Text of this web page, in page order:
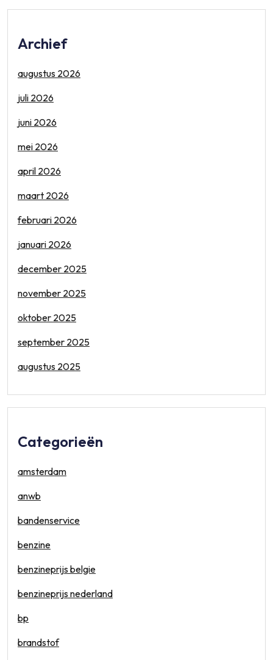
Archief
augustus 2026
juli 2026
juni 2026
mei 2026
april 2026
maart 2026
februari 2026
januari 2026
december 2025
november 2025
oktober 2025
september 2025
augustus 2025
Categorieën
amsterdam
anwb
bandenservice
benzine
benzineprijs belgie
benzineprijs nederland
bp
brandstof